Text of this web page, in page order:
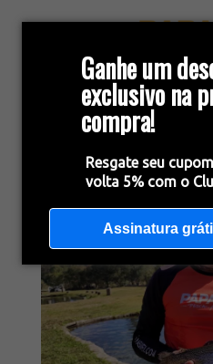
Ganhe um
exclusivo na
compra!
Resgate seu
volta 5% com o
Assinatura